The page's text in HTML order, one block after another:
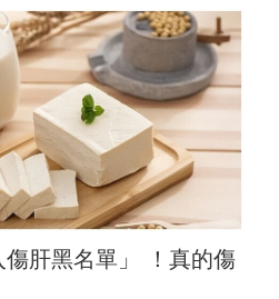
肝黑名單」 ！真的傷